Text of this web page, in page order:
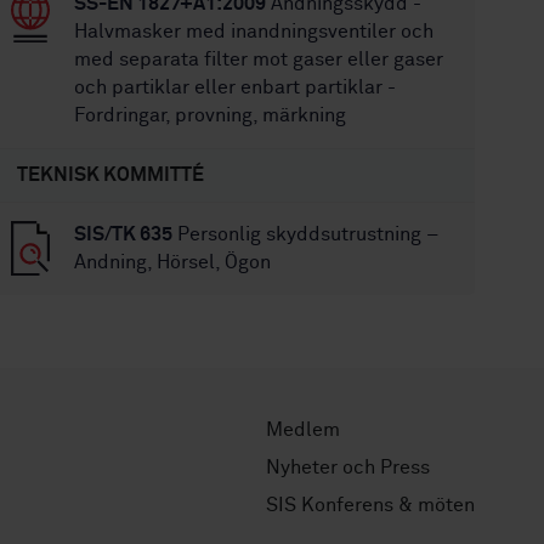
Halvmasker med inandningsventiler och
med separata filter mot gaser eller gaser
och partiklar eller enbart partiklar -
Fordringar, provning, märkning
TEKNISK KOMMITTÉ
SIS/TK 635 Personlig skyddsutrustning –
Andning, Hörsel, Ögon
Medlem
Nyheter och Press
SIS Konferens & möten